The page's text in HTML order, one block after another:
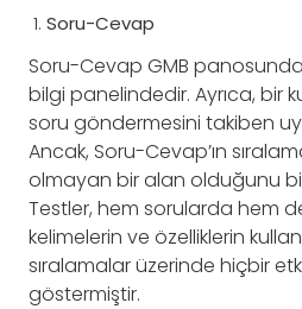
Soru-Cevap
Soru-Cevap GMB
bilgi panelindedir. Ayrıca, bir
soru göndermesini takiben
Ancak, Soru-Cevap’ın
olmayan bir alan olduğunu
Testler, hem sorularda hem
kelimelerin ve özelliklerin
sıralamalar üzerinde hiçbir etki
göstermiştir.